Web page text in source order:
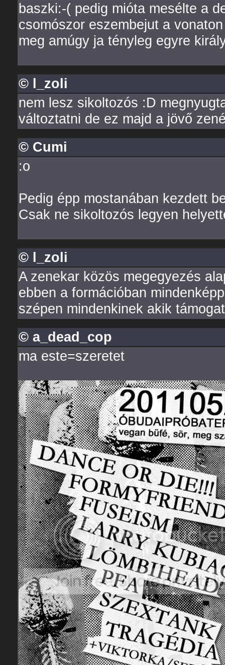
baszki:-( pedig mióta mesélte a
csomószor eszembejut a
meg amúgy ja tényleg egyre
© l_zoli
nem lesz sikoltozós :D
változtatni de ez majd a jövő
© Cumi
:o
Pedig épp mostanában kezdett
Csak ne sikoltozós legyen
© l_zoli
A zenekar közös megegyezés
ebben a formációban
szépen mindenkinek akik
© a_dead_cop
ma este=szeretet